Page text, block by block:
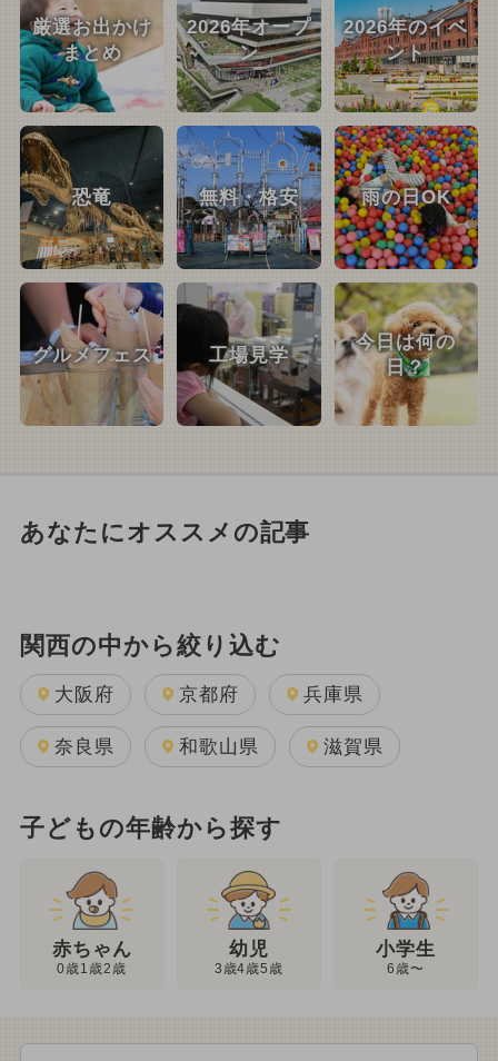
厳選お出かけ
まとめ
2026年オープ
ン
2026年のイベ
ント
恐竜 無料・格安 雨の日OK
グルメフェス 工場見学
今日は何の
日？
あなたにオススメの記事
関西の中から絞り込む
大阪府 京都府 兵庫県
奈良県 和歌山県 滋賀県
子どもの年齢から探す
赤ちゃん
0歳1歳2歳
幼児
3歳4歳5歳
小学生
6歳〜